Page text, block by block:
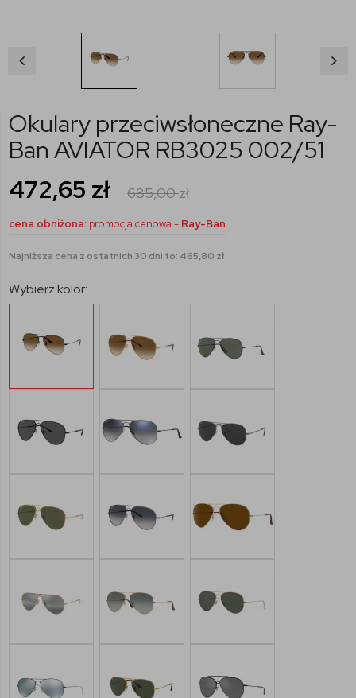
Okulary przeciwsłoneczne Ray-
Ban AVIATOR RB3025 002/51
472,65 zł 685,00zł
cena obniżona: promocja cenowa - Ray-Ban
Najniższa cena z ostatnich 30 dni to: 465,80 zł
Wybierz kolor: